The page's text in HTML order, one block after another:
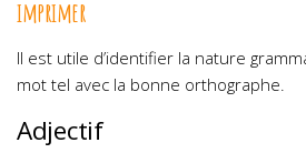
imprimer
Il est utile d’identifier la nature
mot tel avec la bonne orthographe.
Adjectif